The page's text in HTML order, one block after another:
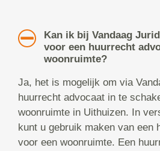
Kan ik bij Vandaag
voor een huurrecht
woonruimte?
Ja, het is mogelijk om via
huurrecht advocaat in te
woonruimte in Uithuizen. In
kunt u gebruik maken van een
voor een woonruimte. Een